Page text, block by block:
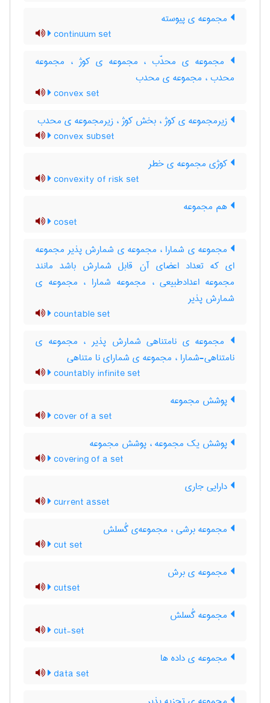
مجموعه ی پیوسته
continuum set
مجموعه ی محدّب ، مجموعه ی کوژ ، مجموعه
محدب ، مجموعه ی محدب
convex set
زیرمجموعه ی کوژ ، بخش کوژ ، زیرمجموعه ی محدب
convex subset
کوژی مجموعه ی خطر
convexity of risk set
هم مجموعه
coset
مجموعه ی شمارا ، مجموعه ی شمارش پذیر مجموعه
ای که تعداد اعضای آن قابل شمارش باشد مانند
مجموعه اعدادطبیعی ، مجموعه شمارا ، مجموعه ی
شمارش پذیر
countable set
مجموعه ی نامتناهی شمارش پذیر ، مجموعه ی
نامتناهی-شمارا ، مجموعه ی شمارای نا متناهی
countably infinite set
پوشش مجموعه
cover of a set
پوشش یک مجموعه ، پوشش مجموعه
covering of a set
دارایی جاری
current asset
مجموعه برشی ، مجموعه‌ی گُسلش
cut set
مجموعه ی برش
cutset
مجموعه گُسلش
cut-set
مجموعه ی داده ها
data set